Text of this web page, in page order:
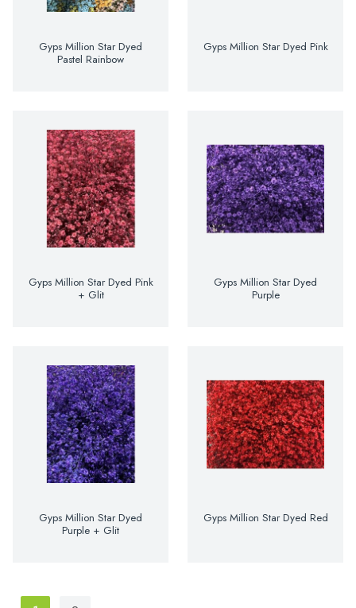
Gyps Million Star Dyed
Pastel Rainbow
Gyps Million Star Dyed Pink
Gyps Million Star Dyed Pink
+ Glit
Gyps Million Star Dyed
Purple
Gyps Million Star Dyed
Purple + Glit
Gyps Million Star Dyed Red